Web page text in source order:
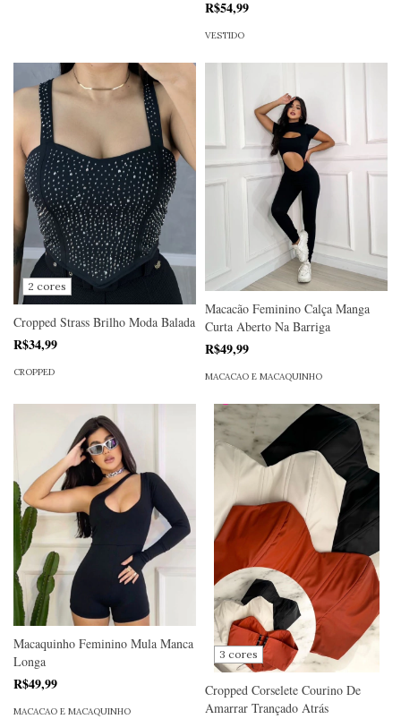
R$54,99
VESTIDO
2 cores
Cropped Strass Brilho Moda Balada
R$34,99
CROPPED
Macacão Feminino Calça Manga
Curta Aberto Na Barriga
R$49,99
MACACAO E MACAQUINHO
Macaquinho Feminino Mula Manca
Longa
R$49,99
MACACAO E MACAQUINHO
3 cores
Cropped Corselete Courino De
Amarrar Trançado Atrás